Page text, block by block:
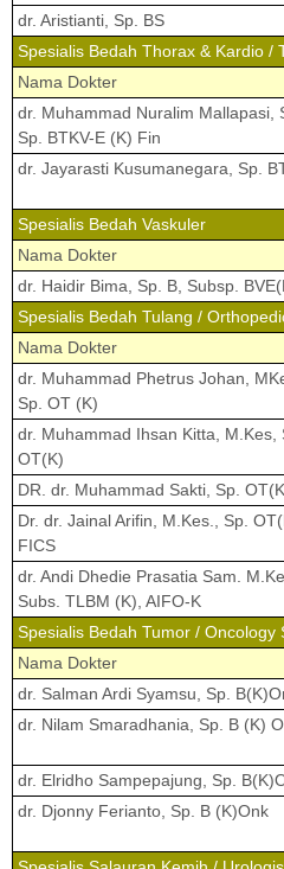
dr. Aristianti, Sp. BS
Spesialis Bedah Thorax & Kardio /
Nama Dokter
dr. Muhammad Nuralim Mallapasi,
Sp. BTKV-E (K) Fin
dr. Jayarasti Kusumanegara, Sp.
Spesialis Bedah Vaskuler
Nama Dokter
dr. Haidir Bima, Sp. B, Subsp.
Spesialis Bedah Tulang /
Nama Dokter
dr. Muhammad Phetrus Johan,
Sp. OT (K)
dr. Muhammad Ihsan Kitta, M.Kes,
OT(K)
DR. dr. Muhammad Sakti, Sp.
Dr. dr. Jainal Arifin, M.Kes., Sp.
FICS
dr. Andi Dhedie Prasatia Sam.
Subs. TLBM (K), AIFO-K
Spesialis Bedah Tumor / Oncology
Nama Dokter
dr. Salman Ardi Syamsu, Sp.
dr. Nilam Smaradhania, Sp. B (K)
dr. Elridho Sampepajung, Sp.
dr. Djonny Ferianto, Sp. B (K)Onk